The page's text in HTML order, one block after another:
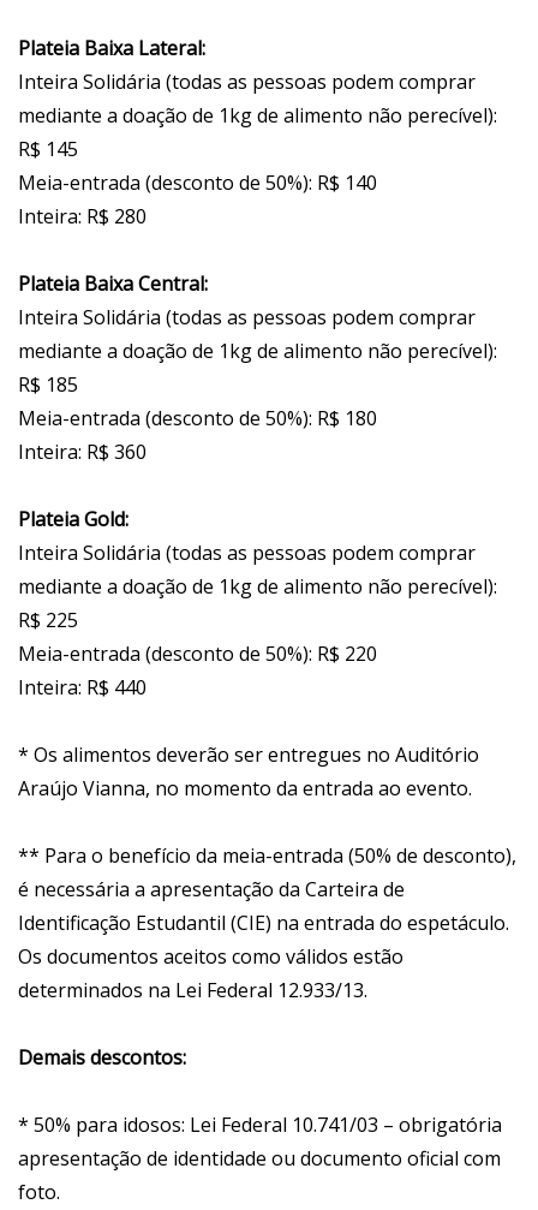
Plateia Baixa Lateral:
Inteira Solidária (todas as pessoas podem comprar
mediante a doação de 1kg de alimento não perecível):
R$ 145
Meia-entrada (desconto de 50%): R$ 140
Inteira: R$ 280
Plateia Baixa Central:
Inteira Solidária (todas as pessoas podem comprar
mediante a doação de 1kg de alimento não perecível):
R$ 185
Meia-entrada (desconto de 50%): R$ 180
Inteira: R$ 360
Plateia Gold:
Inteira Solidária (todas as pessoas podem comprar
mediante a doação de 1kg de alimento não perecível):
R$ 225
Meia-entrada (desconto de 50%): R$ 220
Inteira: R$ 440
* Os alimentos deverão ser entregues no Auditório
Araújo Vianna, no momento da entrada ao evento.
** Para o benefício da meia-entrada (50% de desconto),
é necessária a apresentação da Carteira de
Identificação Estudantil (CIE) na entrada do espetáculo.
Os documentos aceitos como válidos estão
determinados na Lei Federal 12.933/13.
Demais descontos:
* 50% para idosos: Lei Federal 10.741/03 – obrigatória
apresentação de identidade ou documento oficial com
foto.